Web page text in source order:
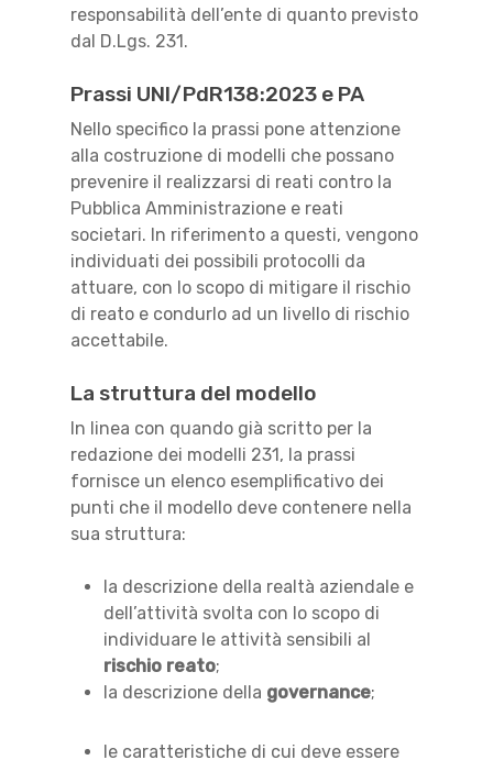
responsabilità dell’ente di quanto previsto
dal D.Lgs. 231.
Prassi UNI/PdR138:2023 e PA
Nello specifico la prassi pone attenzione
alla costruzione di modelli che possano
prevenire il realizzarsi di reati contro la
Pubblica Amministrazione e reati
societari. In riferimento a questi, vengono
individuati dei possibili protocolli da
attuare, con lo scopo di mitigare il rischio
di reato e condurlo ad un livello di rischio
accettabile.
La struttura del modello
In linea con quando già scritto per la
redazione dei modelli 231, la prassi
fornisce un elenco esemplificativo dei
punti che il modello deve contenere nella
sua struttura:
la descrizione della realtà aziendale e
dell’attività svolta con lo scopo di
individuare le attività sensibili al
rischio reato;
la descrizione della governance;
le caratteristiche di cui deve essere